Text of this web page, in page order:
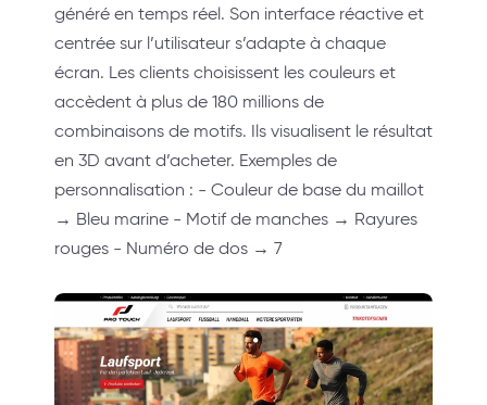
généré en temps réel. Son interface réactive et
centrée sur l’utilisateur s’adapte à chaque
écran. Les clients choisissent les couleurs et
accèdent à plus de 180 millions de
combinaisons de motifs. Ils visualisent le résultat
en 3D avant d’acheter. Exemples de
personnalisation : - Couleur de base du maillot
→ Bleu marine - Motif de manches → Rayures
rouges - Numéro de dos → 7